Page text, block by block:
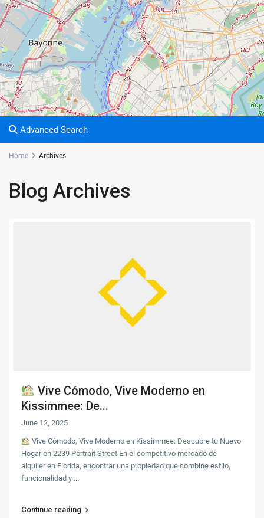
Advanced Search
Home Archives
Blog Archives
Vive Cómodo, Vive Moderno en
Kissimmee: De...
June 12, 2025
Vive Cómodo, Vive Moderno en Kissimmee: Descubre tu Nuevo
Hogar en 2239 Portrait Street En el competitivo mercado de
alquiler en Florida, encontrar una propiedad que combine estilo,
funcionalidad y ...
Continue reading